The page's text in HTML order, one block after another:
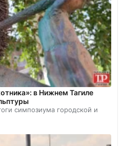
в Нижнем Тагиле
симпозиума городской и